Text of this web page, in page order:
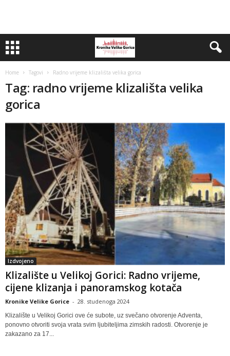
Home Tagovi Radno vrijeme klizališta velika gorica
Tag: radno vrijeme klizališta velika
gorica
Izdvojeno
Klizalište u Velikoj Gorici: Radno vrijeme,
cijene klizanja i panoramskog kotača
Kronike Velike Gorice - 28. studenoga 2024
Klizalište u Velikoj Gorici ove će subote, uz svečano otvorenje Adventa,
ponovno otvoriti svoja vrata svim ljubiteljima zimskih radosti. Otvorenje je
zakazano za 17...